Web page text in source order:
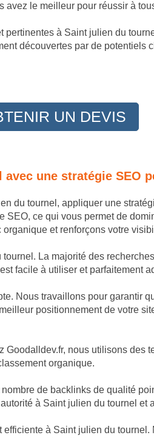
le meilleur pour réussir à
à Saint julien du
découvertes par de potentiels
UN DEVIS
une stratégie SEO
du tournel, appliquer une
ce qui vous permet de
et renforçons votre
La majorité des
facile à utiliser et parfaitement
Nous travaillons pour garantir
positionnement de votre
nous utilisons des
organique.
de backlinks de qualité
à Saint julien du tournel et
à Saint julien du